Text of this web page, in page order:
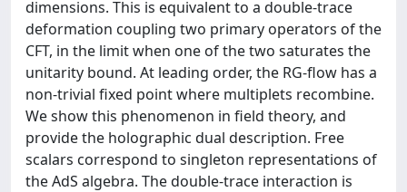
dimensions. This is equivalent to a double-trace
deformation coupling two primary operators of the
CFT, in the limit when one of the two saturates the
unitarity bound. At leading order, the RG-flow has a
non-trivial fixed point where multiplets recombine.
We show this phenomenon in field theory, and
provide the holographic dual description. Free
scalars correspond to singleton representations of
the AdS algebra. The double-trace interaction is